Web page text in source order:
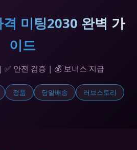
미팅2030 완벽 가
이드
안전 검증 | 💰 보너스 지급
정품 당일배송 러브스토리